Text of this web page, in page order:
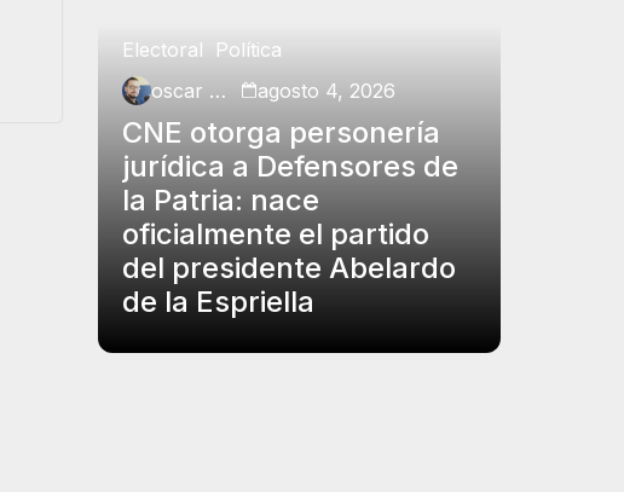
Electoral
Política
oscar charry
agosto 4, 2026
CNE otorga personería
jurídica a Defensores de
la Patria: nace
oficialmente el partido
del presidente Abelardo
de la Espriella